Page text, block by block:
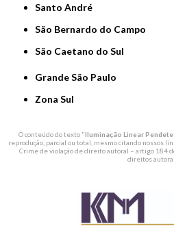
Santo André
São Bernardo do Campo
São Caetano do Sul
Grande São Paulo
Zona Sul
O conteúdo do texto "Iluminação Linear Pendete
reprodução, parcial ou total, mesmo citando nossos
Crime de violação de direito autoral – artigo 184
direitos